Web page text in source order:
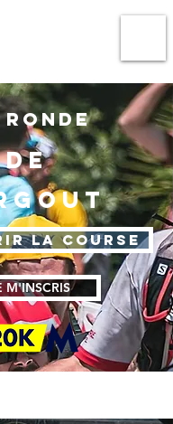
DE
LA COURSE
M'INSCRIS